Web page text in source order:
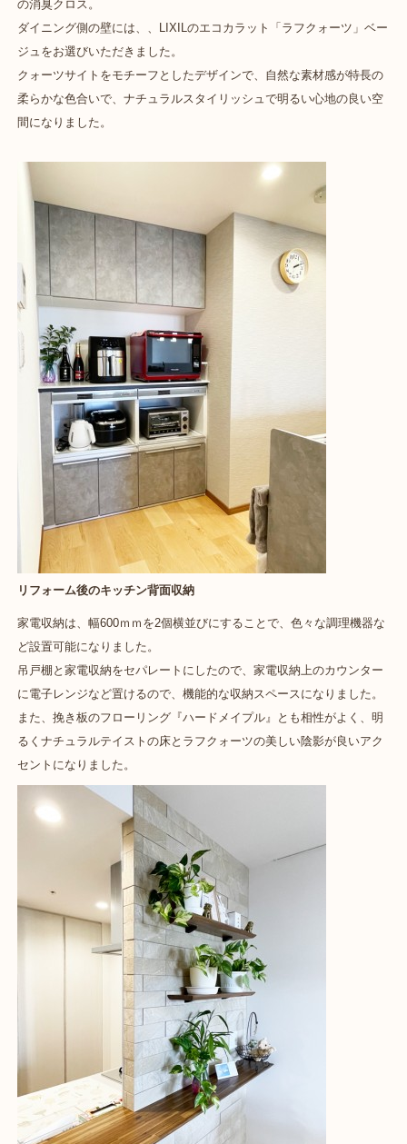
の消臭クロス。
ダイニング側の壁には、、LIXILのエコカラット「ラフクォーツ」ベー
ジュをお選びいただきました。
クォーツサイトをモチーフとしたデザインで、自然な素材感が特長の
柔らかな色合いで、ナチュラルスタイリッシュで明るい心地の良い空
間になりました。
リフォーム後のキッチン背面収納
家電収納は、幅600ｍｍを2個横並びにすることで、色々な調理機器な
ど設置可能になりました。
吊戸棚と家電収納をセパレートにしたので、家電収納上のカウンター
に電子レンジなど置けるので、機能的な収納スペースになりました。
また、挽き板のフローリング『ハードメイプル』とも相性がよく、明
るくナチュラルテイストの床とラフクォーツの美しい陰影が良いアク
セントになりました。